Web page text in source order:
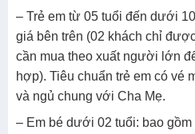
– Trẻ em từ 05 tuổi đến dưới
giá bên trên (02 khách chỉ
cần mua theo xuất người lớn
hợp). Tiêu chuẩn trẻ em có vé
và ngủ chung với Cha Mẹ.
– Em bé dưới 02 tuổi: bao